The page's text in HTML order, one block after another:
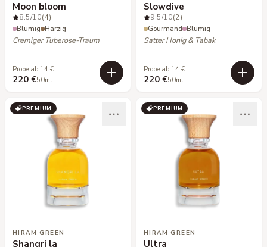
Moon bloom
8.5/10(4)
Blumig Harzig
Cremiger Tuberose-Traum
Probe ab 14 €
220 €50ml
Slowdive
9.5/10(2)
Gourmand Blumig
Satter Honig & Tabak
Probe ab 14 €
220 €50ml
PREMIUM
HIRAM GREEN
Shangri la
PREMIUM
HIRAM GREEN
Ultra